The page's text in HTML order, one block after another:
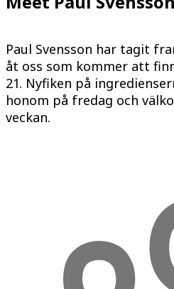
Paul Svensson har tagit
åt oss som kommer att
21. Nyfiken på
honom på fredag och
veckan.